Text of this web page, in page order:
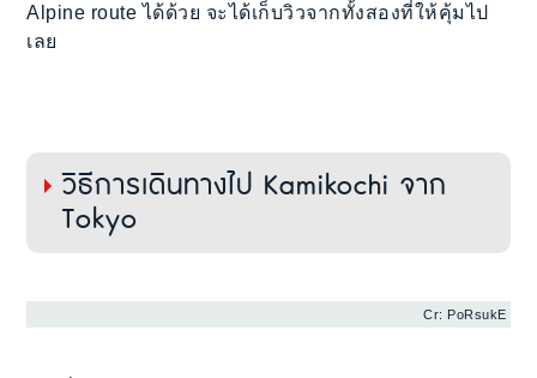
Alpine route ได้ด้วย จะได้เก็บวิวจากทั้งสองที่ให้คุ้มไป
เลย
วิธีการเดินทางไป Kamikochi จาก
Tokyo
Cr: PoRsukE